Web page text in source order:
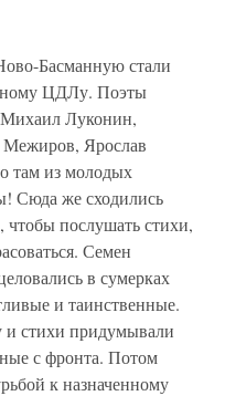
Басманную стали
ЦДЛу. Поэты
Луконин,
Межиров, Ярослав
там из молодых
Сюда же сходились
послушать стихи,
Семен
в сумерках
и таинственные.
и стихи придумывали
с фронта. Потом
к назначенному